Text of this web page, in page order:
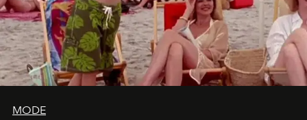
MODE